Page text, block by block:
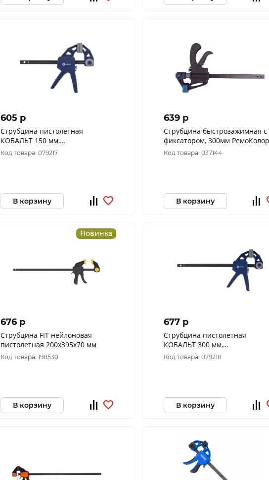
605 p
Струбцина пистолетная
КОБАЛЬТ 150 мм,
быстрозажимная 244-711
Код товара: 079217
В корзину
639 p
Струбцина быстрозажимная с
фиксатором, 300мм РемоКолор
44-1-330
Код товара: 037144
В корзину
Новинка
676 p
Струбцина FIT нейлоновая
пистолетная 200х395х70 мм
Код товара: 198530
В корзину
677 p
Струбцина пистолетная
КОБАЛЬТ 300 мм,
быстрозажимная 244-728
Код товара: 079218
В корзину